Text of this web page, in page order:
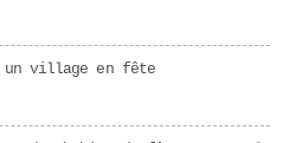
un village en fête